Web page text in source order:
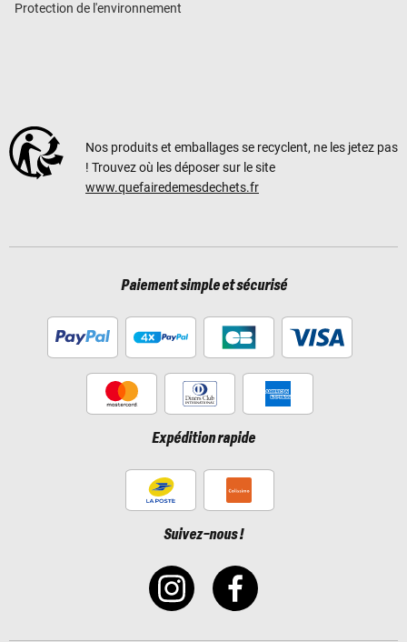
Protection de l'environnement
Nos produits et emballages se recyclent, ne les jetez pas
! Trouvez où les déposer sur le site
www.quefairedemesdechets.fr
Paiement simple et sécurisé
Expédition rapide
Suivez-nous !